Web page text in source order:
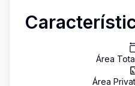
Área
Área